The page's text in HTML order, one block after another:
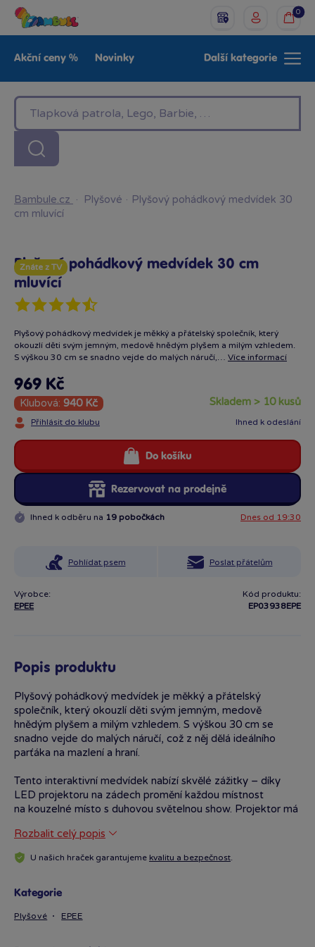
0
Akční ceny % Novinky
LEGO®
Baby Značky
Další kategorie
Bambule.cz · Plyšové · Plyšový pohádkový medvídek 30
cm mluvící
Znáte z TV
Plyšový pohádkový medvídek 30 cm
mluvící
Plyšový pohádkový medvídek je měkký a přátelský společník, který
okouzlí děti svým jemným, medově hnědým plyšem a milým vzhledem.
S výškou 30 cm se snadno vejde do malých náručí,… Více informací
969 Kč
Klubová: 940 Kč
Přihlásit do klubu
skladem > 10 kusů
Ihned k odeslání
Rezervovat na prodejně
Do košíku
Ihned k odběru na 19 pobočkách Dnes od 19:30
Pohlídat psem Poslat přátelům
Výrobce:
EPEE
Kód produktu:
EP03938EPE
Popis produktu
Plyšový pohádkový medvídek je měkký a přátelský
společník, který okouzlí děti svým jemným, medově
hnědým plyšem a milým vzhledem. S výškou 30 cm se
snadno vejde do malých náručí, což z něj dělá ideálního
parťáka na mazlení a hraní.
Tento interaktivní medvídek nabízí skvělé zážitky – díky
LED projektoru na zádech promění každou místnost
na kouzelné místo s duhovou světelnou show. Projektor má
atmosféru podle potřeby, čímž se stává také ideální noční
lampičkou pro klidný spánek.
Karkulce, O perníkové chaloupce, O Popelce a Sůl nad
přizpůsobit zvuk tak, aby nerušil ostatní. Po 10 minutách
Rozbalit celý popis
U našich hraček garantujeme kvalitu a bezpečnost.
Kategorie
Plyšové EPEE